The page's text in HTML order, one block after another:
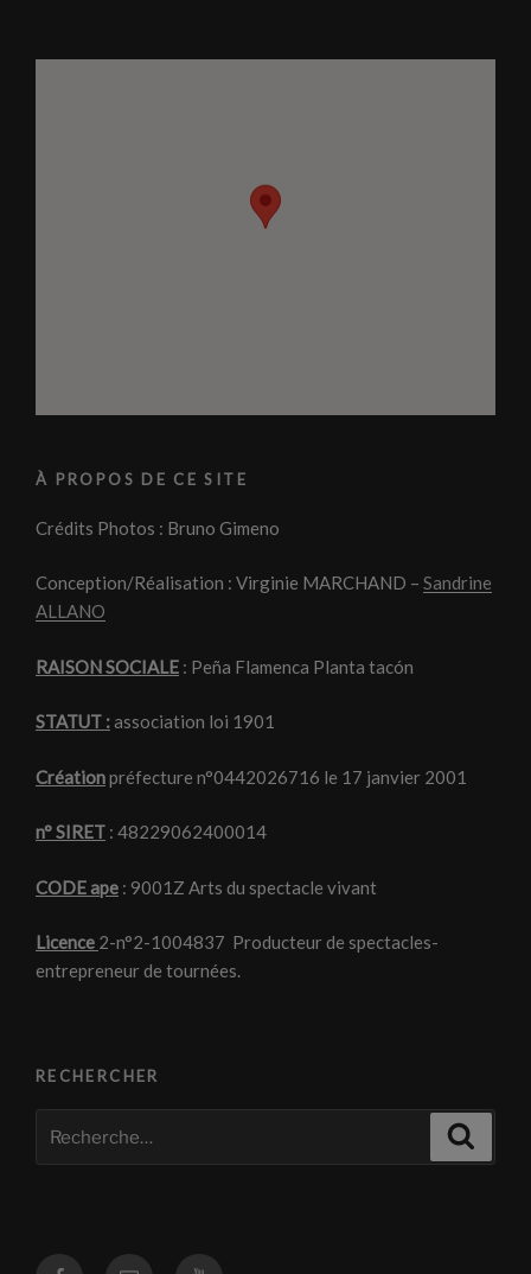
À PROPOS DE CE SITE
Crédits Photos : Bruno Gimeno
Conception/Réalisation : Virginie MARCHAND – Sandrine
ALLANO
RAISON SOCIALE : Peña Flamenca Planta tacón
STATUT :association loi 1901
Créationpréfecture n°0442026716 le 17 janvier 2001
n° SIRET : 48229062400014
CODE ape : 9001Z Arts du spectacle vivant
Licence 2-n°2-1004837 Producteur de spectacles-
entrepreneur de tournées.
RECHERCHER
pour
FacebookCourriel Youtube